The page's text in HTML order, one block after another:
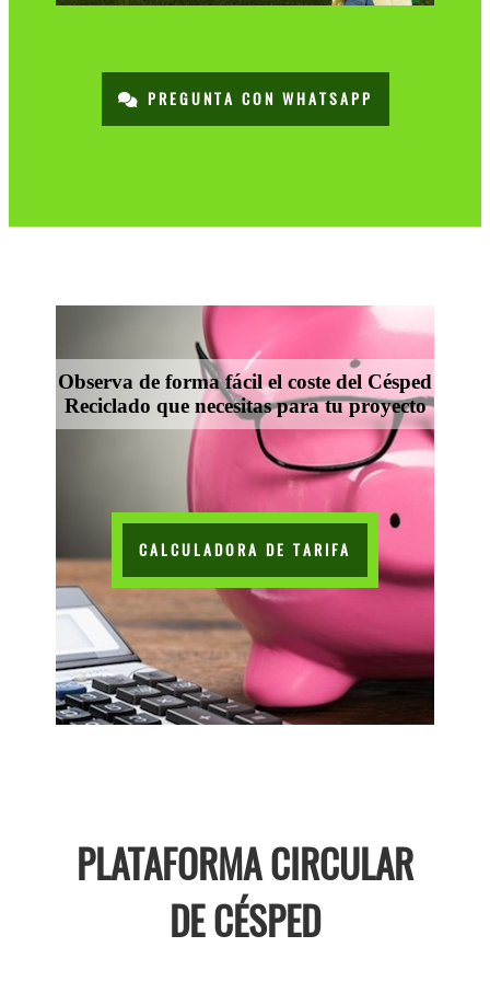
PREGUNTA CON WHATSAPP
Observa de forma fácil el coste del Césped
Reciclado que necesitas para tu proyecto
CALCULADORA DE TARIFA
PLATAFORMA CIRCULAR
DE CÉSPED